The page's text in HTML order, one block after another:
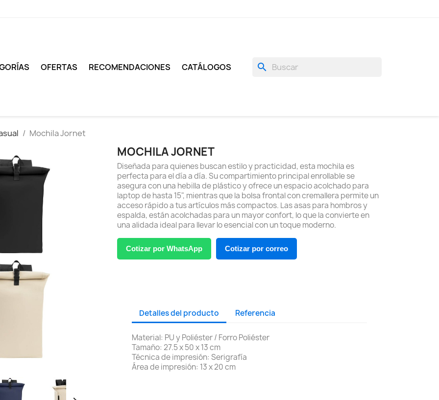
OFERTAS RECOMENDACIONES CATÁLOGOS search
Mochila Jornet
MOCHILA JORNET
Diseñada para quienes buscan estilo y practicidad, esta mochila es
perfecta para el día a día. Su compartimiento principal enrollable se
asegura con una hebilla de plástico y ofrece un espacio acolchado para
laptop de hasta 15", mientras que la bolsa frontal con cremallera permite un
acceso rápido a tus artículos más compactos. Las asas para hombros y
espalda, están acolchadas para un mayor confort, lo que la convierte en
una alidada ideal para llevar lo esencial con un toque moderno.
Cotizar por WhatsApp Cotizar por correo
Detalles del producto Referencia
Material: PU y Poliéster / Forro Poliéster
Tamaño: 27.5 x 50 x 13 cm
Técnica de impresión: Serigrafía
Área de impresión: 13 x 20 cm